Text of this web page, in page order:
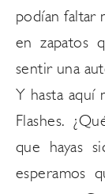
podían faltar
en zapatos
sentir una
Y hasta aquí
Flashes.
que hayas
esperamos